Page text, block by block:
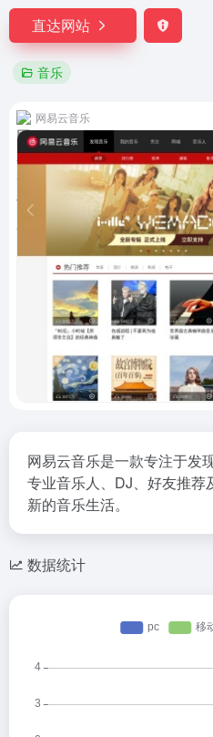
直达网站
音乐
网易云音乐
网易云音乐是一款专注于发
专业音乐人、DJ、好友推荐
新的音乐生活。
数据统计